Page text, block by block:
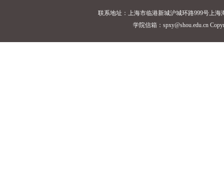
联系地址：上海市临港新城沪城环路999号上
学院信箱：spxy@shou.edu.cn